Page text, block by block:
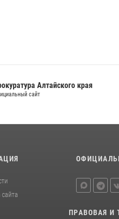
Алтайского края
сайт
сайта
ПРАВОВАЯ И